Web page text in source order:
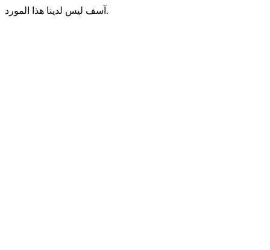
آسف ليس لدينا هذا المورد.